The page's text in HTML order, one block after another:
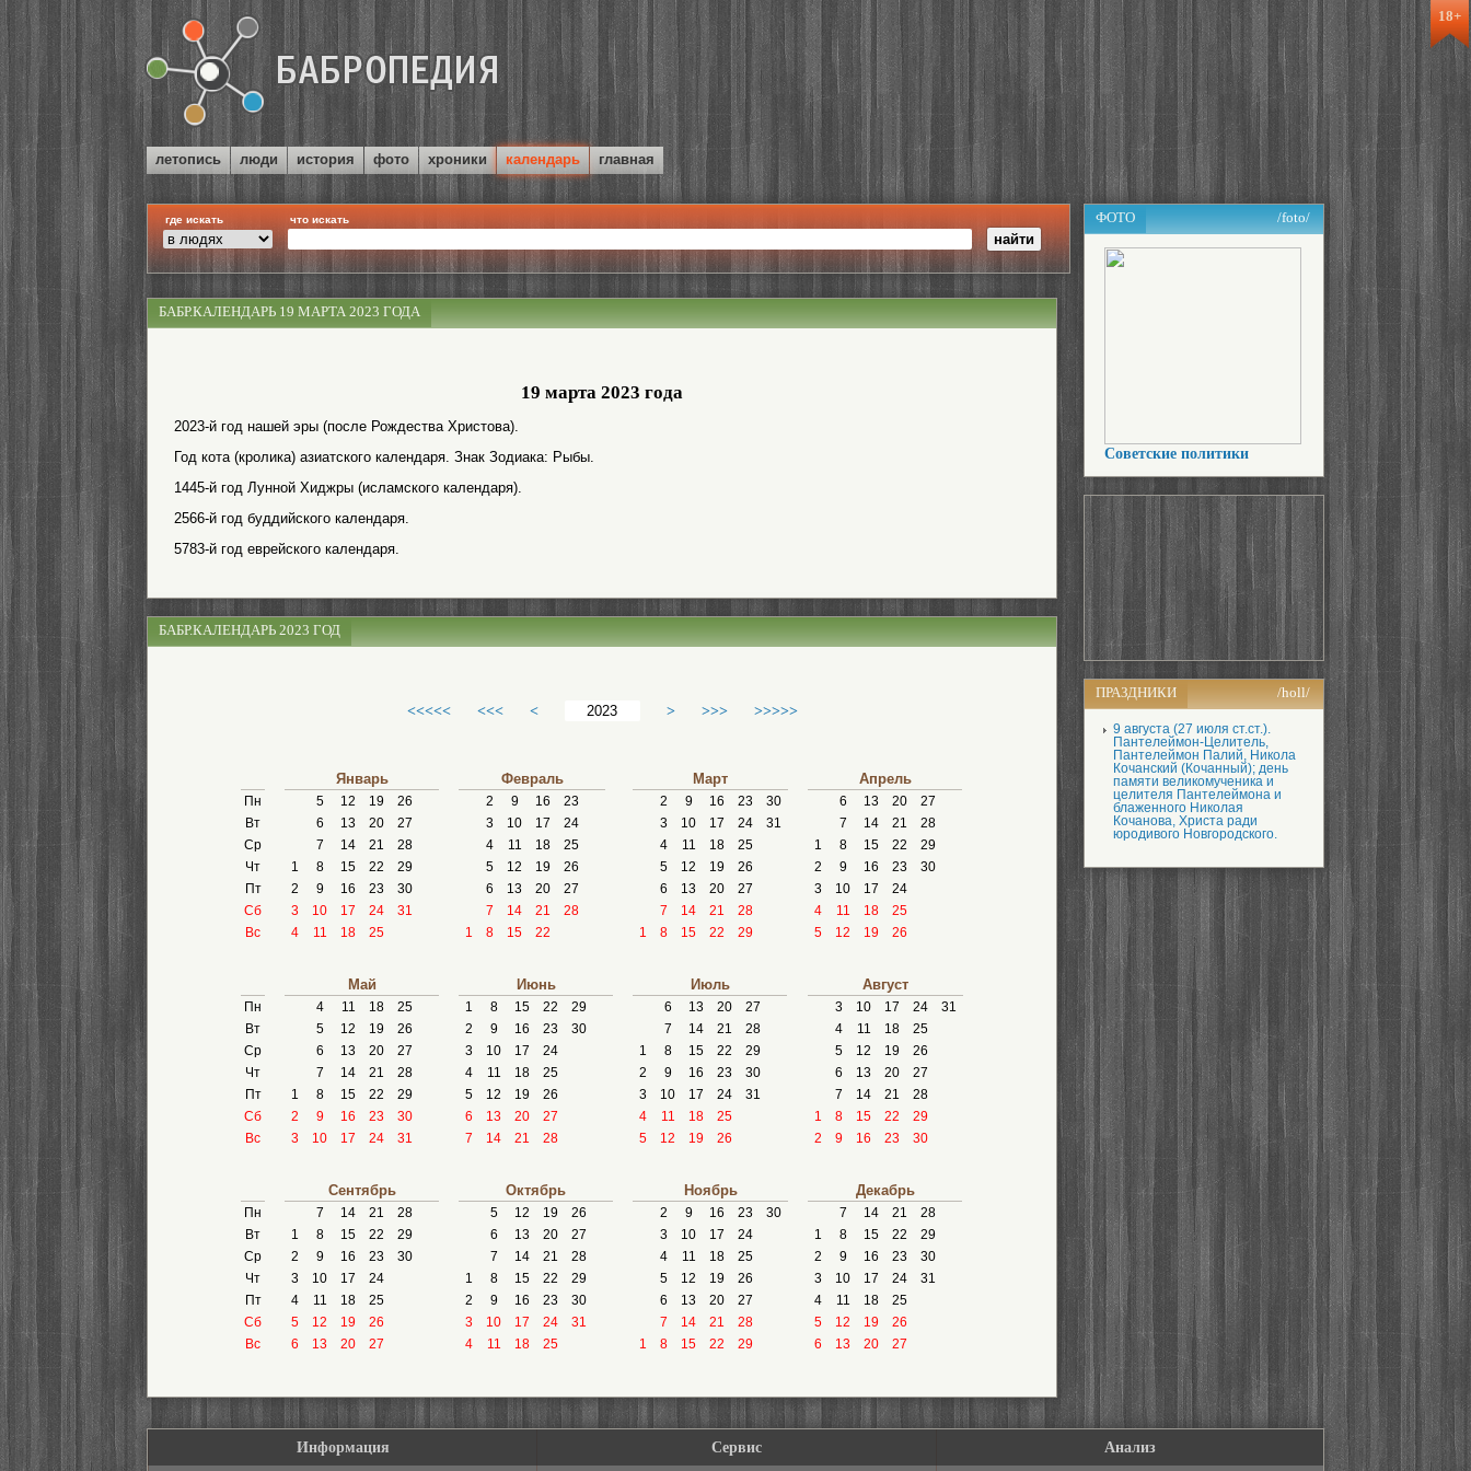
18+
летопись люди история фото хроники календарь главная
где искать что искать ФОТО /foto/
Советские политики
ПРАЗДНИКИ /holl/
9 августа (27 июля ст.ст.).
Пантелеймон-Целитель,
Пантелеймон Палий, Никола
Кочанский (Кочанный); день
памяти великомученика и
целителя Пантелеймона и
блаженного Николая
Кочанова, Христа ради
юродивого Новгородского.
БАБР.КАЛЕНДАРЬ 19 МАРТА 2023 ГОДА
19 марта 2023 года
2023-й год нашей эры (после Рождества Христова).
Год кота (кролика) азиатского календаря. Знак Зодиака: Рыбы.
1445-й год Лунной Хиджры (исламского календаря).
2566-й год буддийского календаря.
5783-й год еврейского календаря.
БАБР.КАЛЕНДАРЬ 2023 ГОД
<<<<< <<< < > >>> >>>>>
Пн
Вт
Ср
Чт
Пт
Сб
Вс
Январь
5 12 19
26
6
13 20
27
7
14 21
28
1
8 15 22
29
2
9 16 23
30
3
10 17 24
31
4
11 18 25
Февраль
2 9 16
23
3
10 17
24
4
11 18
25
5
12 19
26
6
13 20
27
7
14 21
28
1
8 15 22
Март
2 9 16 23
30
3
10 17 24
31
4
11 18
25
5
12 19
26
6
13 20
27
7
14 21
28
1
8 15 22 29
Апрель
6 13 20
27
7
14 21
28
1
8 15 22
29
2
9 16 23
30
3
10 17
24
4
11 18
25
5
12 19 26
Пн
Вт
Ср
Чт
Пт
Сб
Вс
Май
4 11 18
25
5
12 19
26
6
13 20
27
7
14 21
28
1
8 15 22
29
2
9 16 23
30
3
10 17 24 31
Июнь
1 8 15 22
29
2
9 16 23
30
3
10 17
24
4
11 18
25
5
12 19
26
6
13 20
27
7
14 21 28
Июль
6 13 20
27
7
14 21
28
1
8 15 22
29
2
9 16 23
30
3
10 17 24
31
4
11 18
25
5
12 19 26
Август
3 10 17 24
31
4
11 18
25
5
12 19
26
6
13 20
27
7
14 21
28
1
8 15 22
29
2
9 16 23 30
Пн
Вт
Ср
Чт
Пт
Сб
Вс
Сентябрь
7 14 21
28
1
8 15 22
29
2
9 16 23
30
3
10 17
24
4
11 18
25
5
12 19
26
6
13 20 27
Октябрь
5 12 19
26
6
13 20
27
7
14 21
28
1
8 15 22
29
2
9 16 23
30
3
10 17 24
31
4
11 18 25
Ноябрь
2 9 16 23
30
3
10 17
24
4
11 18
25
5
12 19
26
6
13 20
27
7
14 21
28
1
8 15 22 29
Декабрь
7 14 21
28
1
8 15 22
29
2
9 16 23
30
3
10 17 24
31
4
11 18
25
5
12 19
26
6
13 20 27
Информация Сервис Анализ